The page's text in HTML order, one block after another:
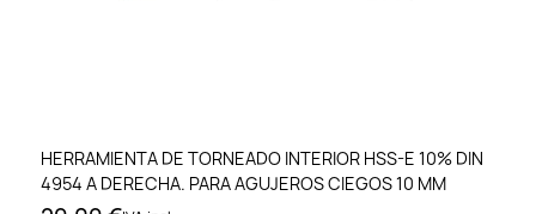
HERRAMIENTA DE TORNEADO INTERIOR HSS-E 10% DIN
4954 A DERECHA. PARA AGUJEROS CIEGOS 10 MM